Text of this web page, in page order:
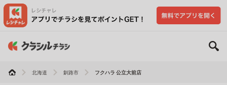
北海道 釧路市 フクハラ 公立大前店